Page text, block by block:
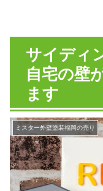
サイディ
自宅の壁
ます
ミスター外壁塗装福岡の売り